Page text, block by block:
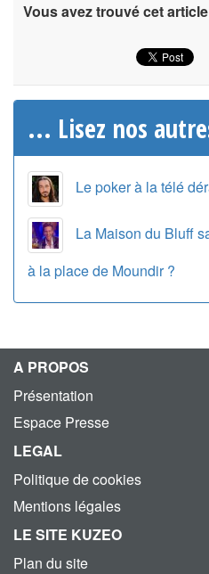
Vous avez trouvé cet
... Lisez nos
Le poker à la télé
La Maison du Bluff
à la place de Moundir ?
A PROPOS
Présentation
Espace Presse
LEGAL
Politique de cookies
Mentions légales
LE SITE KUZEO
Plan du site